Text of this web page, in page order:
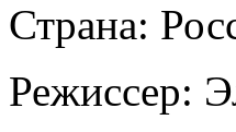
Страна:
Режиссер: